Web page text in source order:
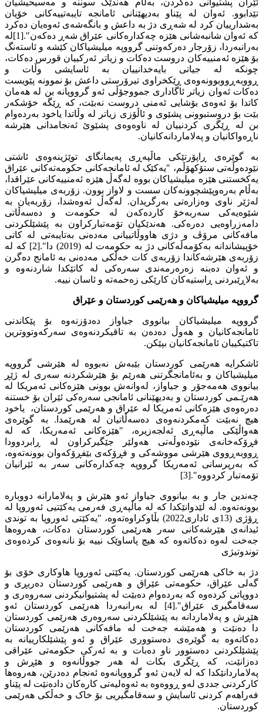
ئێران پشتیوانی دەکردن، بەڵام هەندێک سوننە و مەسیحیشیان
تێدابوو. ئەوان لە پێناو بەدیهێنانی ئامانجە تایبەتییەکانی خۆیان
بەشدارییان کرد لە شەڕی دژ بە داعش و بانگەشەی ئەوەیان دەکرد
کە ئەوان شانبەشانی هێزە چەکدارەکانی عێراق شەڕ دەکەن".[1]لە
بەرانبەردا، زۆرجار دەرکەوتنی گرووپە میلیشیاکان کێشە و ئاستەنگ
بۆ هێزە ئەمنییەکان دروست دەکات و زیاتر ئەرکییان قورس دەکات،
چونکە لە جیاتی بایەخدانییان بە ئاسایشی وڵات و
ڕووبەڕووبوونەوەی ڕێکخراوی تیرۆرستی داعش بۆ نموونە پێویست
دەکات ئەوان زیاتر ئاگاداری جمووجۆڵی ئەو گرووپانە بن لە هەمان
کاتدا بۆ ئەوەی بۆشایی ئەمنی دروست نەبێت، کە ڕێگە خۆشکەر
بێت بۆ دروستبوونی پشێوی و ئاڵۆزی زیاتر لە وڵاتدا یاخود بەردەوام
بن لە ڕێگری کردنییان لە ناوەوەی پشێوێ ئەنجامدانی هێرشە
ناڕەواکانیان و پەلاماردانەکانیان.
بە گوێرەی ڕاپۆرتێکی ماڵپەڕی پەیمانگای توێژینەوەی ئاشتی
نێودەوڵەتی ستۆکهۆڵم، "یەکێک لە ئامانجەکانی حکومەتەکانی عێراق
یەکخستنی هێزە میلیشیاکان بووە لەگەڵ هێزە ئەمنییەکانی عێراقدا،
بەڵام بەرەوپێشچوونەکان سست و لاواز بوون. زۆربەی میلیشیاکان
لەژێر ناوی وەزارەتی بەرگریدان. لەگەڵ ئەوەشدا، زۆربەیان بە
شێوەیەکی سەربەخۆ کاردەکەن لە حکومەت و دەسەڵاتی
دامەزراوەیی دەرەکی. هەندێکیان تۆمەتبارکراون بە پێشێلکردنی
مافەکانی مرۆڤ و دژی هاووڵاتییانی مەدەنی بەتایبەتی لە کاتی
خۆپیشاندانە بەکۆمەڵەکانی دژ بە حکومەت لە (2019) دا".[2] کە لە
زۆربەی هێرشەکاندا زۆربەی کات خەڵکی مەدەنی بە ئامانج دەگرن
و ئەوان دەبنە زەرەرمەندی سەرەکی لە کاتێکدا شاردنەوە و
بەلاڕێبردنی ڕاستیەکان کارێکی زەحمەتە و ئاسان نییە.
گرووپە میلیشیاکان و هەرێمی کوردستان و عێراق
گرووپە میلیشیاکان بیانووی جیاواز دەدۆزنەوە بۆ پێکاندنی
ئامانجەکانیان و هەوڵ دەدەن بە تاقیکردنەوەی سەرکەوتووترین
تاکتیکییان ئامانجەکانیان بپێکن.
ئاشکرایە هەرێمی کوردستان بێبەش نەبووە لە هێرشی گرووپە
میلیشیاکان و بەئامانجگرتنی هەرێم بۆ هێرشکردنە سەری لە ژێڕ
بیانووی هەمەجۆر و جیاواز، لەوانەش بوونی هێزەکانی ئەمریکا لە
هەرێـمی کوردستان و بەدیهێنانی ئامانجی سەرەکی ئێران بۆ خستنە
دەرەوەی هێزەکانی ئەمریکا لە عێراق و هەرێمی کوردستان، یاخود
هیچ نەبێت کەمکردنەوەی دەسەڵاتیان لە هەرێمدا. بە گوێرەی
هەواڵێكی ماڵپەڕی ئەلجەزیرە، "هێزەکانی ئەمەریکا، کە لە
فڕۆکەخانەی نێودەوڵەتی هەولێر جێگیرکراون لە ڕابردوودا
ڕووبەڕووی هێرشی مووشەکی و فڕۆکەی بێفڕۆکەوان بوونەتەوە،
کە بەرپرسانی ئەمەریکا گرووپە چەکدارەکانی سەر بە ئێرانیان
تۆمەتبار کردووە".[3]
چەندین جار و بە بیانووی جیاواز ئەو هێرش و پەلامارانە دووبارە
بوونەتەوە. لە لێدوانێکدا کە لە ماڵپەڕی فەرمی یەکێتیی ئەوروپا لە
ڕۆژی (13ی ئاداری2022) بڵاوکراوەتەوە، "یەکێتی ئەوروپا بە توندی
ئیدانەی هێرشەکانی سەر هەرێمی کوردستان دەکات، هەروەها
جەخت لەوە دەکاتەوە کە هیچ پاساوێک نییە بۆ نانەوەی کردەوەی
توندوتیژی
دژ بە خاکی هەرێمی کوردستان. یەکێتی ئەوروپا هاوکاری خۆی بۆ
گەلی عێراق، حکومەتی عێراق و هەرێمی کوردستان دەربڕی و
دووپاتی کردەوە کە بەردەوام دەبێت لە پشتیوانیکردنی سەروەری و
سەقامگیری عێراق".[4] لە بەرانبەردا هەرێمی کوردستان ئەو
هێڕش و پەلاماردانە بە پێشێلکردنی سەروەری هەرێمی کوردستان
دا دەنێت و هەمێشە جەخت لە مافەکانی هەرێمی کوردستان
دەکاتەوە بە گوێرەی دەستووری عێراق و ئەو پێشێلکارییانە بە
پێشێلکردنی دەستوور ناو دەبات و بە ئەرکی حکومەتی عێراقی
دەزانێت، کە ڕێگری بکات لە هەر جووڵانەوە و هێڕش و
پەلاماردانێکدا کە لە لایەن ئەو گرووپانەوە ئەنجام دەدرێن، هەروەها
کارکردنی جددی لەو ڕووەوە بە ئەوەلیەتی کارەکان دادەنێت لە پێناو
فەراهەم کردنی ئاسایش و سەقامگیریی بۆ خاک و خەڵکی هەرێمی
کوردستان.